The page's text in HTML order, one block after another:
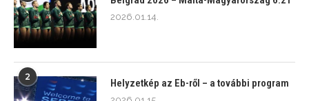
2026.01.14.
2
Helyzetkép az Eb-ről – a további program